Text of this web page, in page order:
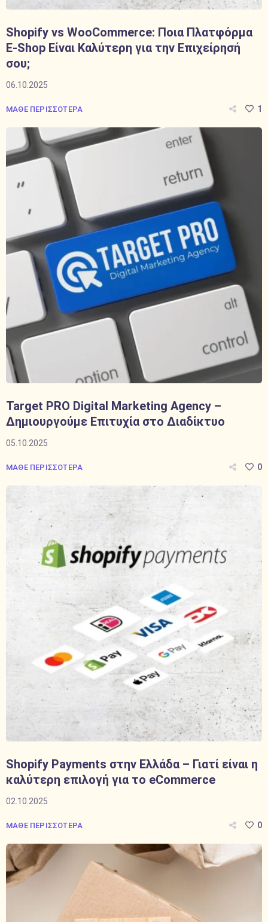
Shopify vs WooCommerce: Ποια Πλατφόρμα
E-Shop Είναι Καλύτερη για την Επιχείρησή
σου;
06.10.2025
ΜΑΘΕ ΠΕΡΙΣΣΟΤΕΡΑ 1
Target PRO Digital Marketing Agency –
Δημιουργούμε Επιτυχία στο Διαδίκτυο
05.10.2025
ΜΑΘΕ ΠΕΡΙΣΣΟΤΕΡΑ 0
Shopify Payments στην Ελλάδα – Γιατί είναι η
καλύτερη επιλογή για το eCommerce
02.10.2025
ΜΑΘΕ ΠΕΡΙΣΣΟΤΕΡΑ 0